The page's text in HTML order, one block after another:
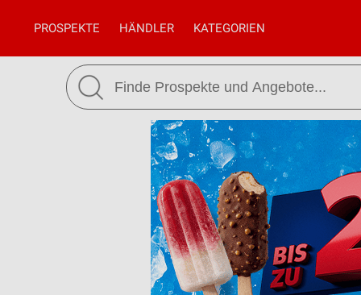
PROSPEKTE HÄNDLER KATEGORIEN